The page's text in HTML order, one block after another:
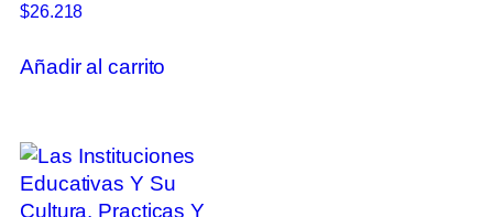
$26.218
Añadir al carrito